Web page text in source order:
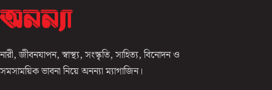
নারী, জীবনযাপন, স্বাস্থ্য, সংস্কৃতি, সাহিত্য, বিনোদন ও
সমসাময়িক ভাবনা নিয়ে অনন্যা ম্যাগাজিন।